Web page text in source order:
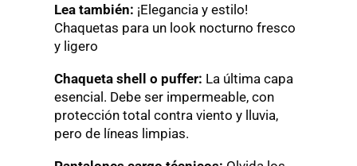
Lea también: ¡Elegancia y estilo!
Chaquetas para un look nocturno fresco
y ligero
Chaqueta shell o puffer: La última capa
esencial. Debe ser impermeable, con
protección total contra viento y lluvia,
pero de líneas limpias.